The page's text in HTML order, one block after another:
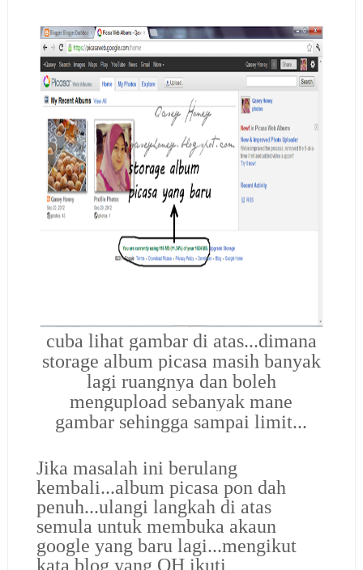
cuba lihat gambar di atas...dimana
storage album picasa masih banyak
lagi ruangnya dan boleh
mengupload sebanyak mane
gambar sehingga sampai limit...
Jika masalah ini berulang
kembali...album picasa pon dah
penuh...ulangi langkah di atas
semula untuk membuka akaun
google yang baru lagi...mengikut
kata blog yang QH ikuti